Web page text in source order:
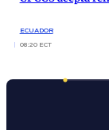
ECUADOR
08:20 ECT